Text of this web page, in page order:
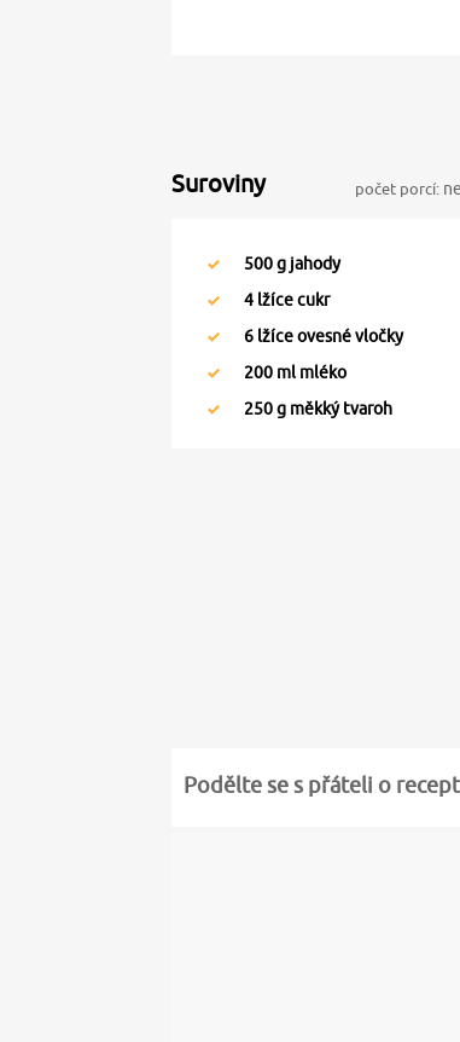
Suroviny počet porcí:
500g jahody
4 lžíce cukr
6 lžíce ovesné vločky
200 ml mléko
250g měkký tvaroh
Podělte se s přáteli o recept